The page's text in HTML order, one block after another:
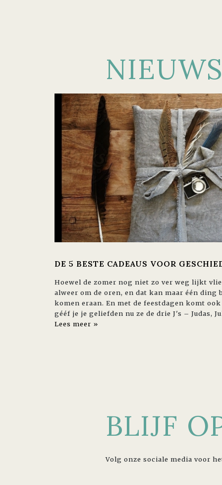
DE 5 BESTE CADEAUS VOOR
Hoewel de zomer nog niet zo ver weg lijkt
alweer om de oren, en dat kan maar één ding
komen eraan. En met de feestdagen komt
gééf je je geliefden nu ze de drie J's – Judas,
Lees meer »
BLIJF
Volg onze sociale media voor